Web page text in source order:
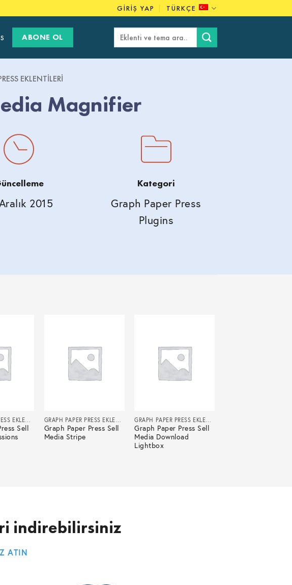
GIRIŞ YAP TÜRKÇE
ABONE OL Ara:
EKLENTILERI
Magnifier
2015
Kategori
Graph Paper Press
Plugins
Sell
Graph Paper Press Sell
Media Stripe
Graph Paper Press Sell
Media Download
Lightbox
indirebilirsiniz
ATIN